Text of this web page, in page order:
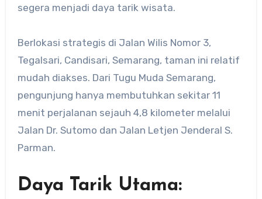
segera menjadi daya tarik wisata.
Berlokasi strategis di Jalan Wilis Nomor 3,
Tegalsari, Candisari, Semarang, taman ini relatif
mudah diakses. Dari Tugu Muda Semarang,
pengunjung hanya membutuhkan sekitar 11
menit perjalanan sejauh 4,8 kilometer melalui
Jalan Dr. Sutomo dan Jalan Letjen Jenderal S.
Parman.
Daya Tarik Utama: